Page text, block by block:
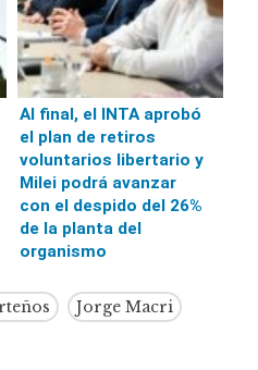
Al final, el INTA aprobó
el plan de retiros
voluntarios libertario y
Milei podrá avanzar
con el despido del 26%
de la planta del
organismo
Jorge Macri